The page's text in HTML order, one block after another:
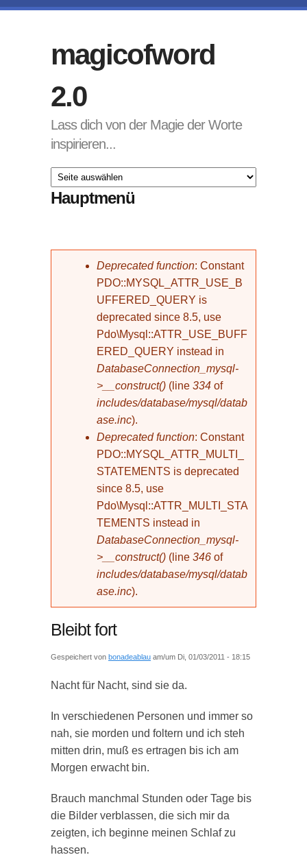
magicofword
2.0
Lass dich von der Magie der Worte
inspirieren...
Hauptmenü
Fehlermeldung
Deprecated function: Constant
PDO::MYSQL_ATTR_USE_B
UFFERED_QUERY is
deprecated since 8.5, use
Pdo\Mysql::ATTR_USE_BUFF
ERED_QUERY instead in
DatabaseConnection_mysql-
>__construct() (line 334 of
includes/database/mysql/datab
ase.inc).
Deprecated function: Constant
PDO::MYSQL_ATTR_MULTI_
STATEMENTS is deprecated
since 8.5, use
Pdo\Mysql::ATTR_MULTI_STA
TEMENTS instead in
DatabaseConnection_mysql-
>__construct() (line 346 of
includes/database/mysql/datab
ase.inc).
Bleibt fort
Gespeichert von bonadeablau am/um Di, 01/03/2011 - 18:15
Nacht für Nacht, sind sie da.
In verschiedenen Personen und immer so
nah, sie morden und foltern und ich steh
mitten drin, muß es ertragen bis ich am
Morgen erwacht bin.
Brauch manchmal Stunden oder Tage bis
die Bilder verblassen, die sich mir da
zeigten, ich beginne meinen Schlaf zu
hassen.